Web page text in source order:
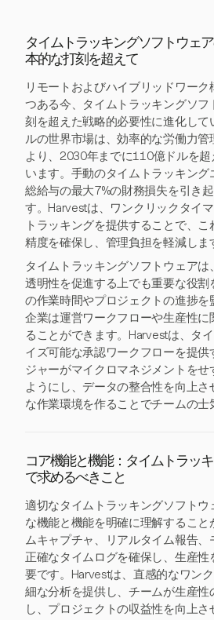
タイムトラッキングソフトウェ
本的な打刻を超えて
リモートおよびハイブリッドワー
つある今、タイムトラッキングソ
刻を超えた戦略的必要性に進化して
ルの世界市場は、効率的な労働力
より、2030年までに110億ドルを
います。手動のタイムトラッキン
総給与の最大7%の財務損失を引き
す。Harvestは、ワンクリックタイ
トラッキングを提供することで、こ
精度を確保し、管理負担を軽減しま
タイムトラッキングソフトウェアは
透明性を促進する上でも重要な役割
の作業時間やプロジェクトの進捗を
企業は運営ワークフローや生産性
ることができます。Harvestは、タ
イズ可能な承認ワークフローを提供
ジャーがマイクロマネジメントをせ
ようにし、データの整合性を向上さ
な作業環境を作ることでチームの士
コア機能と機能：タイムトラッ
で求めるべきこと
適切なタイムトラッキングソフト
な機能と機能を明確に理解すること
ムキャプチャ、リアルタイム報告、
正確なタイムログを確保し、生産
要です。Harvestは、直感的なワン
細な分析を提供し、チームが生産性
し、プロジェクトの収益性を向上さ